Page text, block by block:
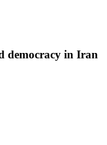
democracy in Iran